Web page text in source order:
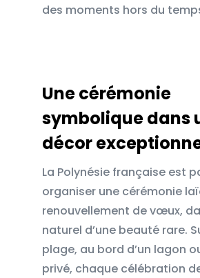
des moments hors du
Une cérémonie
symbolique dans
décor
La Polynésie française est
organiser une cérémonie
renouvellement de vœux,
naturel d’une beauté rare.
plage, au bord d’un lagon
privé, chaque célébration